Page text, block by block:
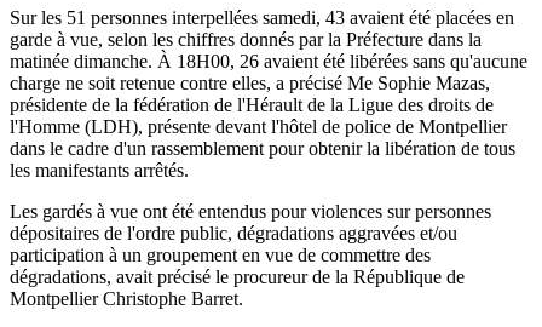
Sur les 51 personnes interpellées samedi, 43 avaient été placées en
garde à vue, selon les chiffres donnés par la Préfecture dans la
matinée dimanche. À 18H00, 26 avaient été libérées sans qu'aucune
charge ne soit retenue contre elles, a précisé Me Sophie Mazas,
présidente de la fédération de l'Hérault de la Ligue des droits de
l'Homme (LDH), présente devant l'hôtel de police de Montpellier
dans le cadre d'un rassemblement pour obtenir la libération de tous
les manifestants arrêtés.
Les gardés à vue ont été entendus pour violences sur personnes
dépositaires de l'ordre public, dégradations aggravées et/ou
participation à un groupement en vue de commettre des
dégradations, avait précisé le procureur de la République de
Montpellier Christophe Barret.